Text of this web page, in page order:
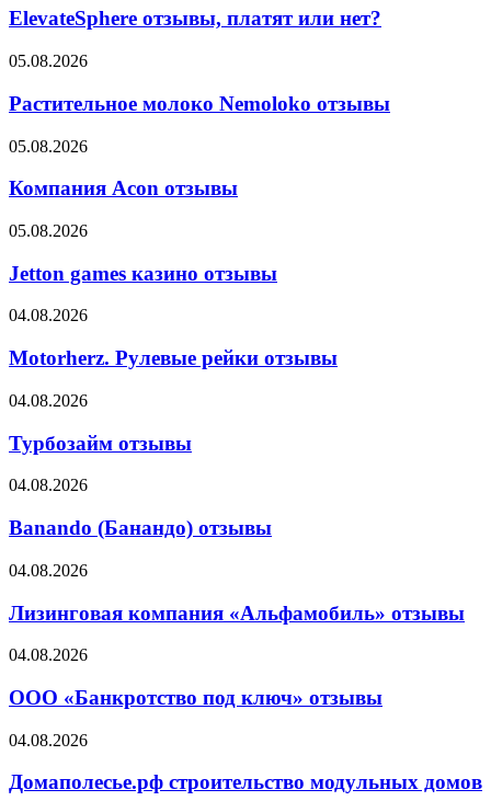
платят
нет?
ElevateSphere отзывы, платят или нет?
Растительное
Nemoloko
отзывы
05.08.2026
Растительное молоко Nemoloko отзывы
Компания
отзывы
05.08.2026
Компания Acon отзывы
Jetton
казино
отзывы
05.08.2026
Jetton games казино отзывы
Motorherz.
рейки
04.08.2026
Motorherz. Рулевые рейки отзывы
Турбозайм
04.08.2026
Турбозайм отзывы
Banando
отзывы
04.08.2026
Banando (Банандо) отзывы
Лизинговая
«Альфамобиль»
отзывы
04.08.2026
Лизинговая компания «Альфамобиль» отзывы
ООО
под
ключ»
отзывы
04.08.2026
ООО «Банкротство под ключ» отзывы
Домаполесье.рф
модульных
04.08.2026
Домаполесье.рф строительство модульных домов